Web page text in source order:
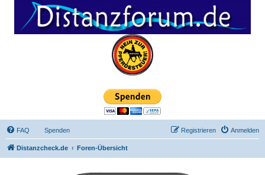
FAQ Spenden Anmelden
Registrieren
Distanzcheck.de Foren-Übersicht